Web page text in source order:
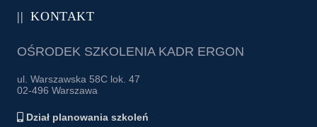
KONTAKT
OŚRODEK SZKOLENIA KADR ERGON
ul. Warszawska 58C lok. 47
02-496 Warszawa
Dział planowania szkoleń